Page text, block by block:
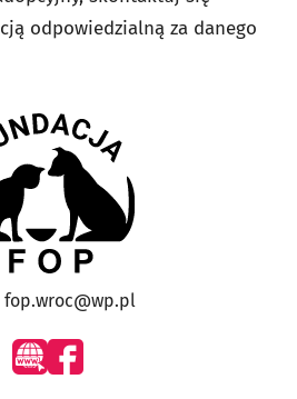
odpowiedzialną za danego
karcie
fop.wroc@wp.pl